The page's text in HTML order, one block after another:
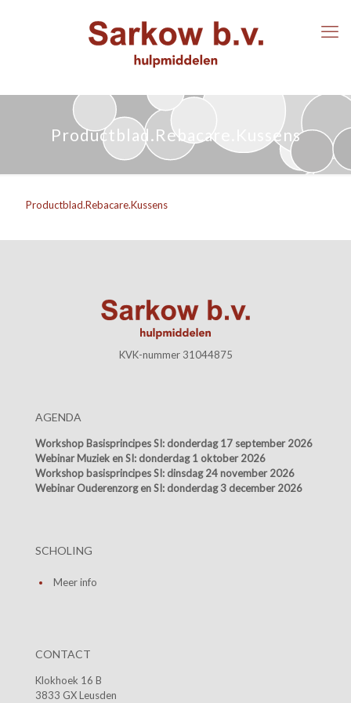
Productblad.Rebacare.Kussens
Productblad.Rebacare.Kussens
KVK-nummer 31044875
AGENDA
Workshop Basisprincipes SI: donderdag 17 september 2026
Webinar Muziek en SI: donderdag 1 oktober 2026
Workshop basisprincipes SI: dinsdag 24 november 2026
Webinar Ouderenzorg en SI: donderdag 3 december 2026
SCHOLING
Meer info
CONTACT
Klokhoek 16 B
3833 GX Leusden